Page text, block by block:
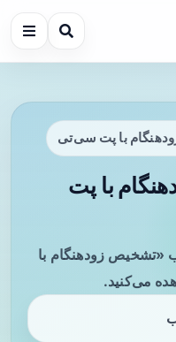
با پت سی‌تی
با پت
«تشخیص زودهنگام با
می‌کنید.